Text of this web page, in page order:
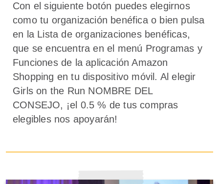
Con el siguiente botón puedes elegirnos
como tu organización benéfica o bien pulsa
en la Lista de organizaciones benéficas,
que se encuentra en el menú Programas y
Funciones de la aplicación Amazon
Shopping en tu dispositivo móvil. Al elegir
Girls on the Run NOMBRE DEL
CONSEJO, ¡el 0.5 % de tus compras
elegibles nos apoyarán!